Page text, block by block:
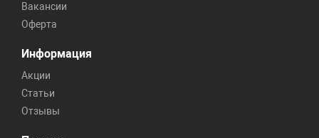
Вакансии
Оферта
Информация
Акции
Статьи
Отзывы